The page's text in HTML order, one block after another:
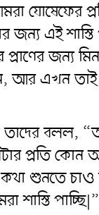
যোষেফের
জন্য এই
প্রাণের জন্য
আর এখন
বলল,
প্রতি কোন
শুনতে
শাস্তি পাচ্ছি|”